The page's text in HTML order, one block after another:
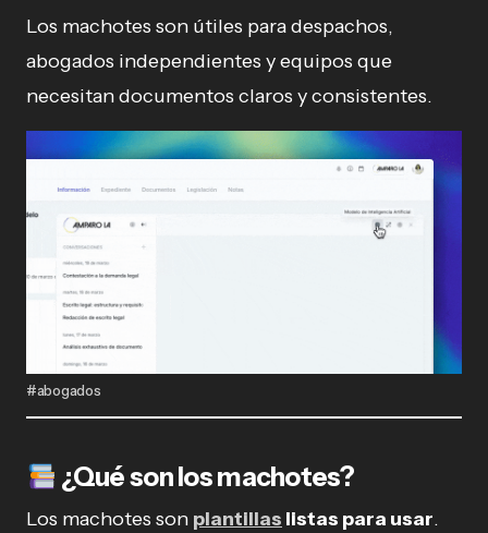
Los machotes son útiles para despachos,
abogados independientes y equipos que
necesitan documentos claros y consistentes.
#abogados
¿Qué son los machotes?
Los machotes son plantillas listas para usar.